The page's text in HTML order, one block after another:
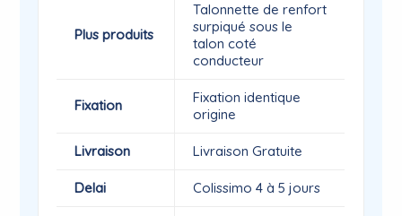
Plus produits
Talonnette de renfort
surpiqué sous le
talon coté
conducteur
Fixation
Fixation identique
origine
Livraison Livraison Gratuite
Delai Colissimo 4 à 5 jours